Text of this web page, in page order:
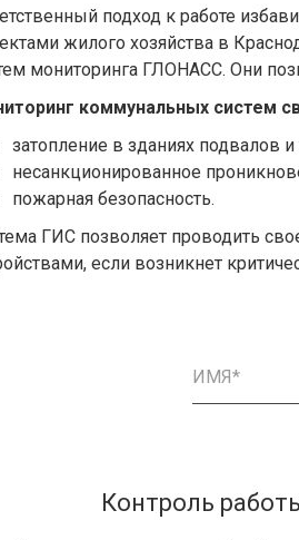
подход к работе
жилого хозяйства в
мониторинга ГЛОНАСС. Они
коммунальных систем
затопление в зданиях подвалов
несанкционированное
пожарная безопасность.
ГИС позволяет проводить
если возникнет
Контроль